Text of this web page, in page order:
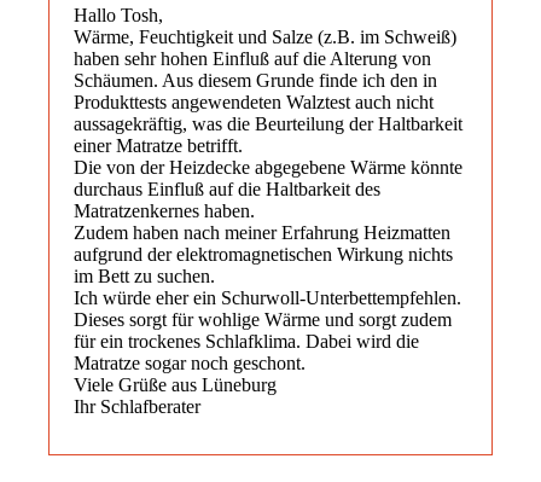
Hallo Tosh,
Wärme, Feuchtigkeit und Salze (z.B. im Schweiß)
haben sehr hohen Einfluß auf die Alterung von
Schäumen. Aus diesem Grunde finde ich den in
Produkttests angewendeten Walztest auch nicht
aussagekräftig, was die Beurteilung der Haltbarkeit
einer Matratze betrifft.
Die von der Heizdecke abgegebene Wärme könnte
durchaus Einfluß auf die Haltbarkeit des
Matratzenkernes haben.
Zudem haben nach meiner Erfahrung Heizmatten
aufgrund der elektromagnetischen Wirkung nichts
im Bett zu suchen.
Ich würde eher ein Schurwoll-Unterbettempfehlen.
Dieses sorgt für wohlige Wärme und sorgt zudem
für ein trockenes Schlafklima. Dabei wird die
Matratze sogar noch geschont.
Viele Grüße aus Lüneburg
Ihr Schlafberater